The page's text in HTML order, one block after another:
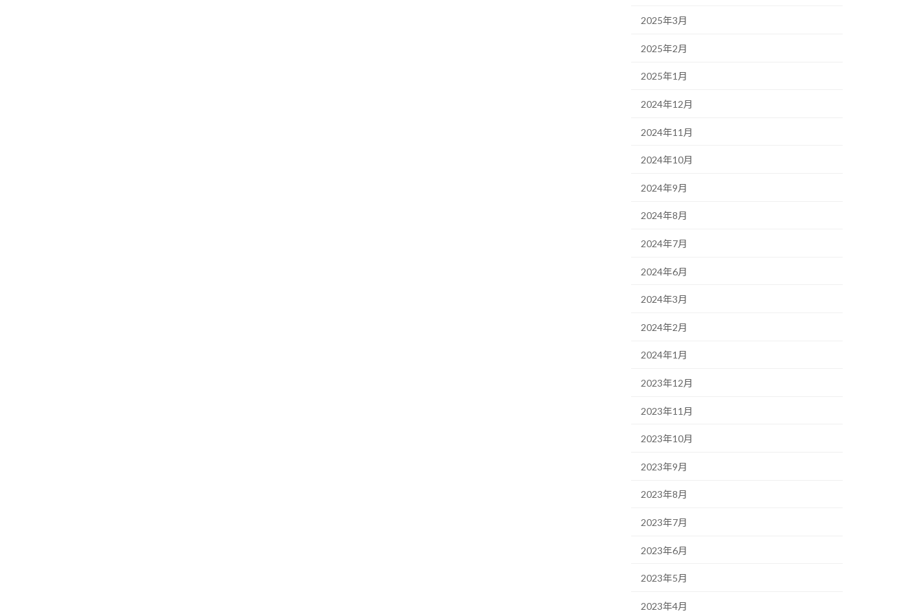
2025年3月
2025年2月
2025年1月
2024年12月
2024年11月
2024年10月
2024年9月
2024年8月
2024年7月
2024年6月
2024年3月
2024年2月
2024年1月
2023年12月
2023年11月
2023年10月
2023年9月
2023年8月
2023年7月
2023年6月
2023年5月
2023年4月